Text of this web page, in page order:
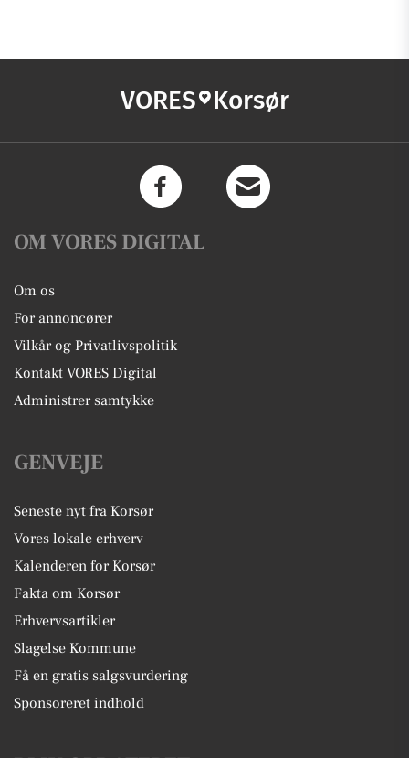
VORES Korsør
OM VORES DIGITAL
Om os
For annoncører
Vilkår og Privatlivspolitik
Kontakt VORES Digital
Administrer samtykke
GENVEJE
Seneste nyt fra Korsør
Vores lokale erhverv
Kalenderen for Korsør
Fakta om Korsør
Erhvervsartikler
Slagelse Kommune
Få en gratis salgsvurdering
Sponsoreret indhold